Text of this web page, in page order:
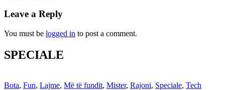
Leave a Reply
You must be logged in to post a comment.
SPECIALE
Bota, Fun, Lajme, Më të fundit, Mister, Rajoni, Speciale, Tech